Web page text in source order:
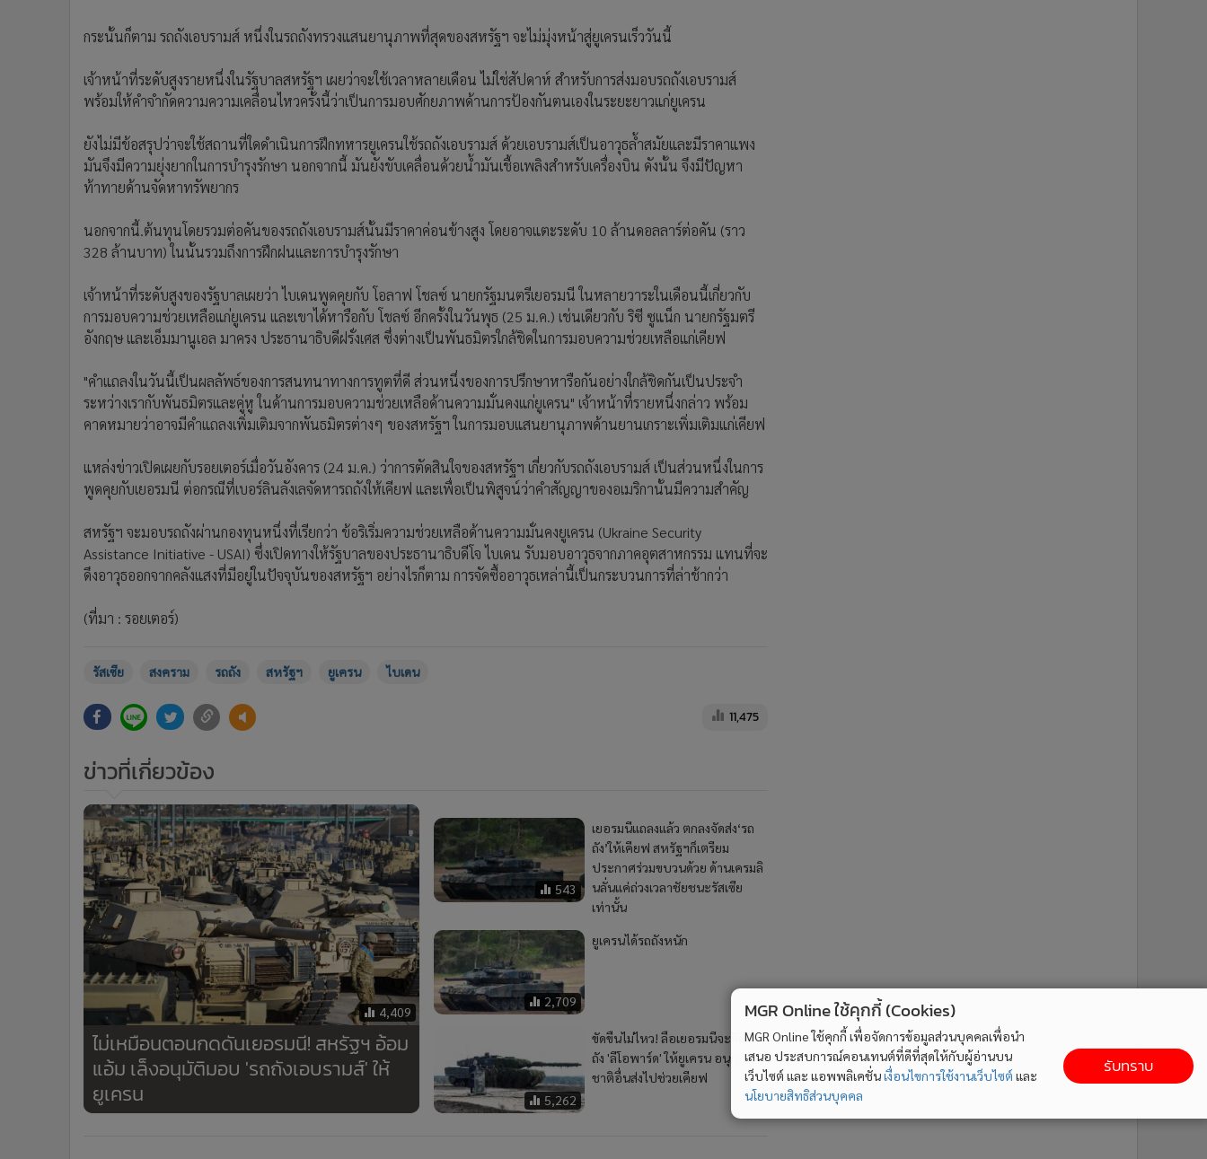
กระนั้นก็ตาม รถถังเอบรามส์ หนึ่งในรถถังทรวงแสนยานุภาพที่สุดของสหรัฐฯ จะไม่มุ่งหน้าสู่ยูเครนเร็ววันนี้
เจ้าหน้าที่ระดับสูงรายหนึ่งในรัฐบาลสหรัฐฯ เผยว่าจะใช้เวลาหลายเดือน ไม่ใช่สัปดาห์ สำหรับการส่งมอบรถถังเอบรามส์
พร้อมให้คำจำกัดความความเคลื่อนไหวครั้งนี้ว่าเป็นการมอบศักยภาพด้านการป้องกันตนเองในระยะยาวแก่ยูเครน
ยังไม่มีข้อสรุปว่าจะใช้สถานที่ใดดำเนินการฝึกทหารยูเครนใช้รถถังเอบรามส์ ด้วยเอบรามส์เป็นอาวุธล้ำสมัยและมีราคาแพง
มันจึงมีความยุ่งยากในการบำรุงรักษา นอกจากนี้ มันยังขับเคลื่อนด้วยน้ำมันเชื้อเพลิงสำหรับเครื่องบิน ดังนั้น จึงมีปัญหา
ท้าทายด้านจัดหาทรัพยากร
นอกจากนี้.ต้นทุนโดยรวมต่อคันของรถถังเอบรามส์นั้นมีราคาค่อนข้างสูง โดยอาจแตะระดับ 10 ล้านดอลลาร์ต่อคัน (ราว
328 ล้านบาท) ในนั้นรวมถึงการฝึกฝนและการบำรุงรักษา
เจ้าหน้าที่ระดับสูงของรัฐบาลเผยว่า ไบเดนพูดคุยกับ โอลาฟ โชลซ์ นายกรัฐมนตรีเยอรมนี ในหลายวาระในเดือนนี้เกี่ยวกับ
การมอบความช่วยเหลือแก่ยูเครน และเขาได้หารือกับ โชลซ์ อีกครั้งในวันพุธ (25 ม.ค.) เช่นเดียวกับ ริซี ซูแน็ก นายกรัฐมตรี
อังกฤษ และเอ็มมานูเอล มาครง ประธานาธิบดีฝรั่งเศส ซึ่งต่างเป็นพันธมิตรใกล้ชิดในการมอบความช่วยเหลือแก่เคียฟ
"คำแถลงในวันนี้เป็นผลลัพธ์ของการสนทนาทางการทูตที่ดี ส่วนหนึ่งของการปรึกษาหารือกันอย่างใกล้ชิดกันเป็นประจำ
ระหว่างเรากับพันธมิตรและคู่หู ในด้านการมอบความช่วยเหลือด้านความมั่นคงแก่ยูเครน" เจ้าหน้าที่รายหนึ่งกล่าว พร้อม
คาดหมายว่าอาจมีคำแถลงเพิ่มเติมจากพันธมิตรต่างๆ ของสหรัฐฯ ในการมอบแสนยานุภาพด้านยานเกราะเพิ่มเติมแก่เคียฟ
แหล่งข่าวเปิดเผยกับรอยเตอร์เมื่อวันอังคาร (24 ม.ค.) ว่าการตัดสินใจของสหรัฐฯ เกี่ยวกับรถถังเอบรามส์ เป็นส่วนหนึ่งในการ
พูดคุยกับเยอรมนี ต่อกรณีที่เบอร์ลินลังเลจัดหารถถังให้เคียฟ และเพื่อเป็นพิสูจน์ว่าคำสัญญาของอเมริกานั้นมีความสำคัญ
สหรัฐฯ จะมอบรถถังผ่านกองทุนหนึ่งที่เรียกว่า ข้อริเริ่มความช่วยเหลือด้านความมั่นคงยูเครน (Ukraine Security
Assistance Initiative - USAI) ซึ่งเปิดทางให้รัฐบาลของประธานาธิบดีโจ ไบเดน รับมอบอาวุธจากภาคอุตสาหกรรม แทนที่จะ
ดึงอาวุธออกจากคลังแสงที่มีอยู่ในปัจจุบันของสหรัฐฯ อย่างไรก็ตาม การจัดซื้ออาวุธเหล่านี้เป็นกระบวนการที่ล่าช้ากว่า
(ที่มา : รอยเตอร์)
รัสเซีย สงคราม รถถัง สหรัฐฯ ยูเครน ไบเดน
11,475
ข่าวที่เกี่ยวข้อง
4,409
ไม่เหมือนตอนกดดันเยอรมนี! สหรัฐฯ อ้อม
แอ้ม เล็งอนุมัติมอบ 'รถถังเอบรามส์' ให้
ยูเครน
543
เยอรมนีแถลงแล้ว ตกลงจัดส่ง‘รถ
ถัง’ให้เคียฟ สหรัฐฯก็เตรียม
ประกาศร่วมขบวนด้วย ด้านเครมลิ
นลั่นแค่ถ่วงเวลาชัยชนะรัสเซีย
เท่านั้น
2,709
ยูเครนได้รถถังหนัก
5,262
ขัดขืนไม่ไหว! ลือเยอรมนีจะจัดรถ
ถัง 'ลีโอพาร์ด' ให้ยูเครน อนุญาต
ชาติอื่นส่งไปช่วยเคียฟ
MGR Online ใช้คุกกี้ (Cookies)
MGR Online ใช้คุกกี้ เพื่อจัดการข้อมูลส่วนบุคคลเพื่อนำ
เสนอ ประสบการณ์คอนเทนต์ที่ดีที่สุดให้กับผู้อ่านบน
เว็บไซต์ และ แอพพลิเคชั่นเงื่อนไขการใช้งานเว็บไซต์ และ
นโยบายสิทธิส่วนบุคคล
รับทราบ